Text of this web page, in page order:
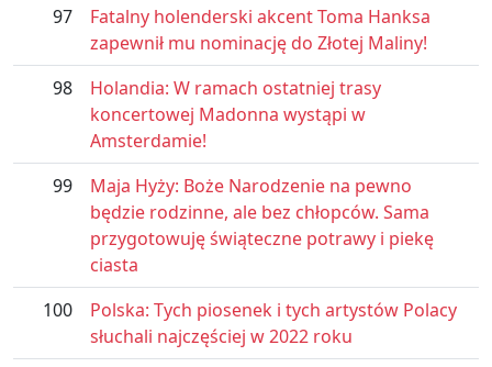
97
Fatalny holenderski akcent Toma Hanksa
zapewnił mu nominację do Złotej Maliny!
98
Holandia: W ramach ostatniej trasy
koncertowej Madonna wystąpi w
Amsterdamie!
99
Maja Hyży: Boże Narodzenie na pewno
będzie rodzinne, ale bez chłopców. Sama
przygotowuję świąteczne potrawy i piekę
ciasta
100
Polska: Tych piosenek i tych artystów Polacy
słuchali najczęściej w 2022 roku